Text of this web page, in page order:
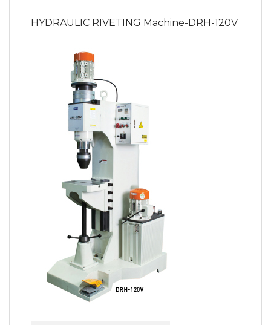
HYDRAULIC RIVETING Machine-DRH-120V